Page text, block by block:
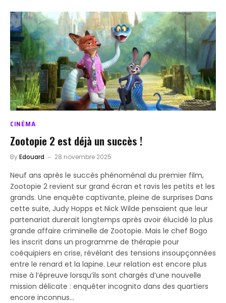
CINÉMA
Zootopie 2 est déjà un succès !
ByEdouard 28 novembre 2025
Neuf ans après le succès phénoménal du premier film,
Zootopie 2 revient sur grand écran et ravis les petits et les
grands. Une enquête captivante, pleine de surprises Dans
cette suite, Judy Hopps et Nick Wilde pensaient que leur
partenariat durerait longtemps après avoir élucidé la plus
grande affaire criminelle de Zootopie. Mais le chef Bogo
les inscrit dans un programme de thérapie pour
coéquipiers en crise, révélant des tensions insoupçonnées
entre le renard et la lapine. Leur relation est encore plus
mise à l’épreuve lorsqu’ils sont chargés d’une nouvelle
mission délicate : enquêter incognito dans des quartiers
encore inconnus…